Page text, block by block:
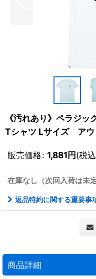
《汚れあり》ペラジッ
Tシャツ Lサイズ ア
販売価格: 1,881円(税
在庫なし（次回入荷は未定
返品特約に関する重要事
商品詳細